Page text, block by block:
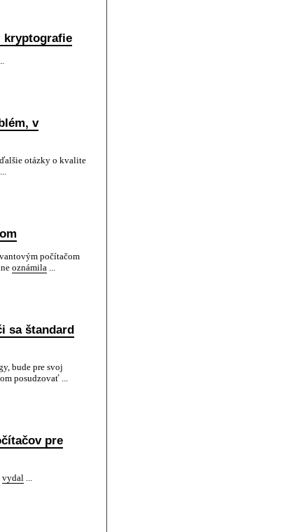
kryptografie
v
otázky o kvalite
počítačom
oznámila ...
sa štandard
bude pre svoj
posudzovať ...
pre
vydal ...